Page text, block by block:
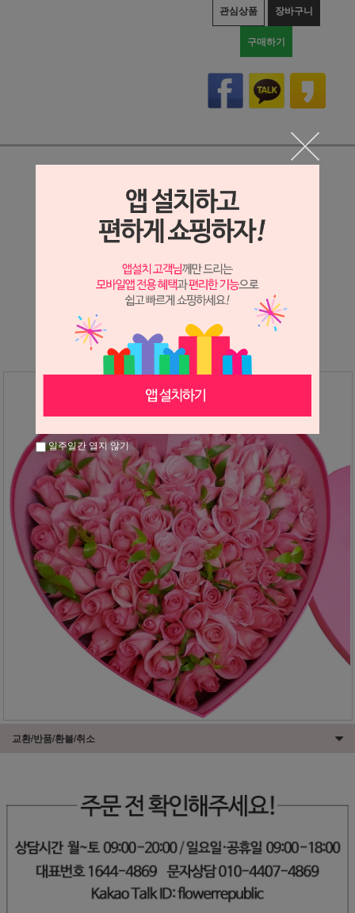
관심상품 장바구니
구매하기
상세정보 새창 열기
상세 정보를 확대해 보실 수 있습니다.
※ 필독해주세요 ※
는 시세 변동에 따라 가격이 달라질 수 있으니
문의 후 주문 바랍니다.
교환/반품/환불/취소
일주일간 열지 않기